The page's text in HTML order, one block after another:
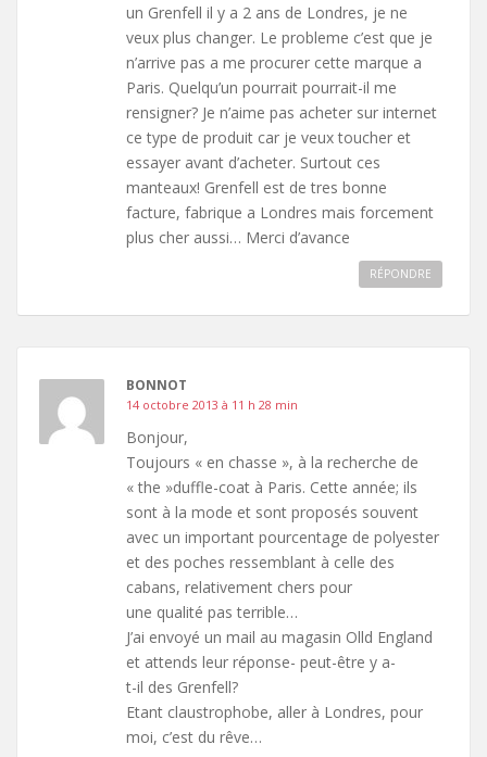
un Grenfell il y a 2 ans de Londres, je ne
veux plus changer. Le probleme c’est que je
n’arrive pas a me procurer cette marque a
Paris. Quelqu’un pourrait pourrait-il me
rensigner? Je n’aime pas acheter sur internet
ce type de produit car je veux toucher et
essayer avant d’acheter. Surtout ces
manteaux! Grenfell est de tres bonne
facture, fabrique a Londres mais forcement
plus cher aussi… Merci d’avance
RÉPONDRE
BONNOT
14 octobre 2013 à 11 h 28 min
Bonjour,
Toujours « en chasse », à la recherche de
« the »duffle-coat à Paris. Cette année; ils
sont à la mode et sont proposés souvent
avec un important pourcentage de polyester
et des poches ressemblant à celle des
cabans, relativement chers pour
une qualité pas terrible…
J’ai envoyé un mail au magasin Olld England
et attends leur réponse- peut-être y a-
t-il des Grenfell?
Etant claustrophobe, aller à Londres, pour
moi, c’est du rêve…